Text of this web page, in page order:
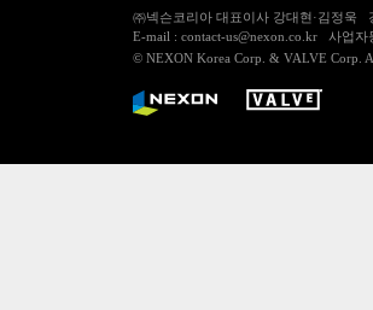
㈜넥슨코리아 대표이사 강대현·김정욱
E-mail : contact-us@nexon.co.kr 사업
© NEXON Korea Corp. & VALVE Corp.